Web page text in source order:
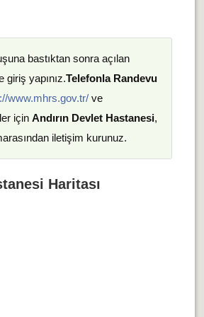
bastıktan sonra açılan
yapınız.Telefonla Randevu
www.mhrs.gov.tr/ve
için Andırın Devlet Hastanesi,
iletişim kurunuz.
Haritası